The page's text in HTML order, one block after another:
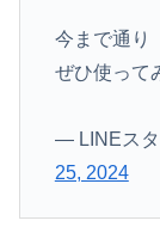
今まで通り
ぜひ使って
— LINEスタ
25, 2024